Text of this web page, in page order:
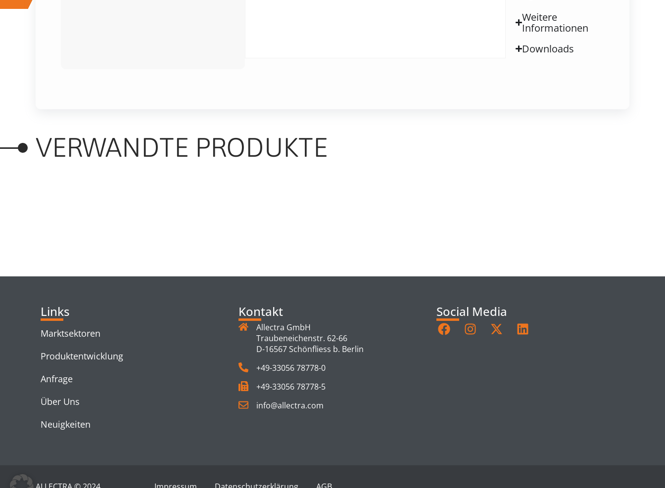
Weitere
Informationen
Downloads
VERWANDTE PRODUKTE
Links
Marktsektoren
Produktentwicklung
Anfrage
Über Uns
Neuigkeiten
Kontakt
Allectra GmbH
Traubeneichenstr. 62-66
D-16567 Schönfliess b. Berlin
+49-33056 78778-0
+49-33056 78778-5
info@allectra.com
Social Media